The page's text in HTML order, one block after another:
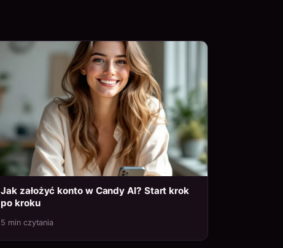
Jak założyć konto w Candy AI? Start krok
po kroku
5 min czytania